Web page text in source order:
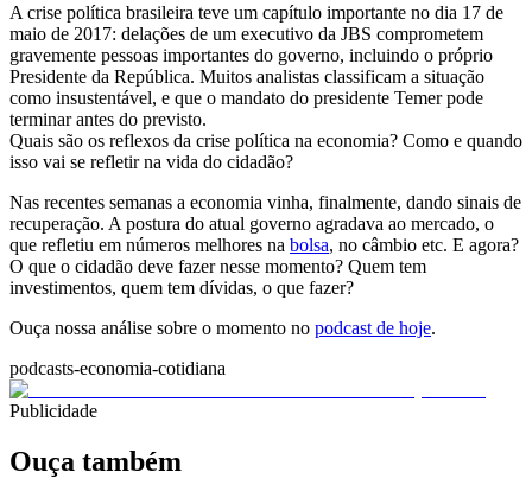
A crise política brasileira teve um capítulo importante no dia 17 de
maio de 2017: delações de um executivo da JBS comprometem
gravemente pessoas importantes do governo, incluindo o próprio
Presidente da República. Muitos analistas classificam a situação
como insustentável, e que o mandato do presidente Temer pode
terminar antes do previsto.
Quais são os reflexos da crise política na economia? Como e quando
isso vai se refletir na vida do cidadão?
Nas recentes semanas a economia vinha, finalmente, dando sinais de
recuperação. A postura do atual governo agradava ao mercado, o
que refletiu em números melhores na bolsa, no câmbio etc. E agora?
O que o cidadão deve fazer nesse momento? Quem tem
investimentos, quem tem dívidas, o que fazer?
Ouça nossa análise sobre o momento no podcast de hoje.
podcasts-economia-cotidiana
Publicidade
Ouça também